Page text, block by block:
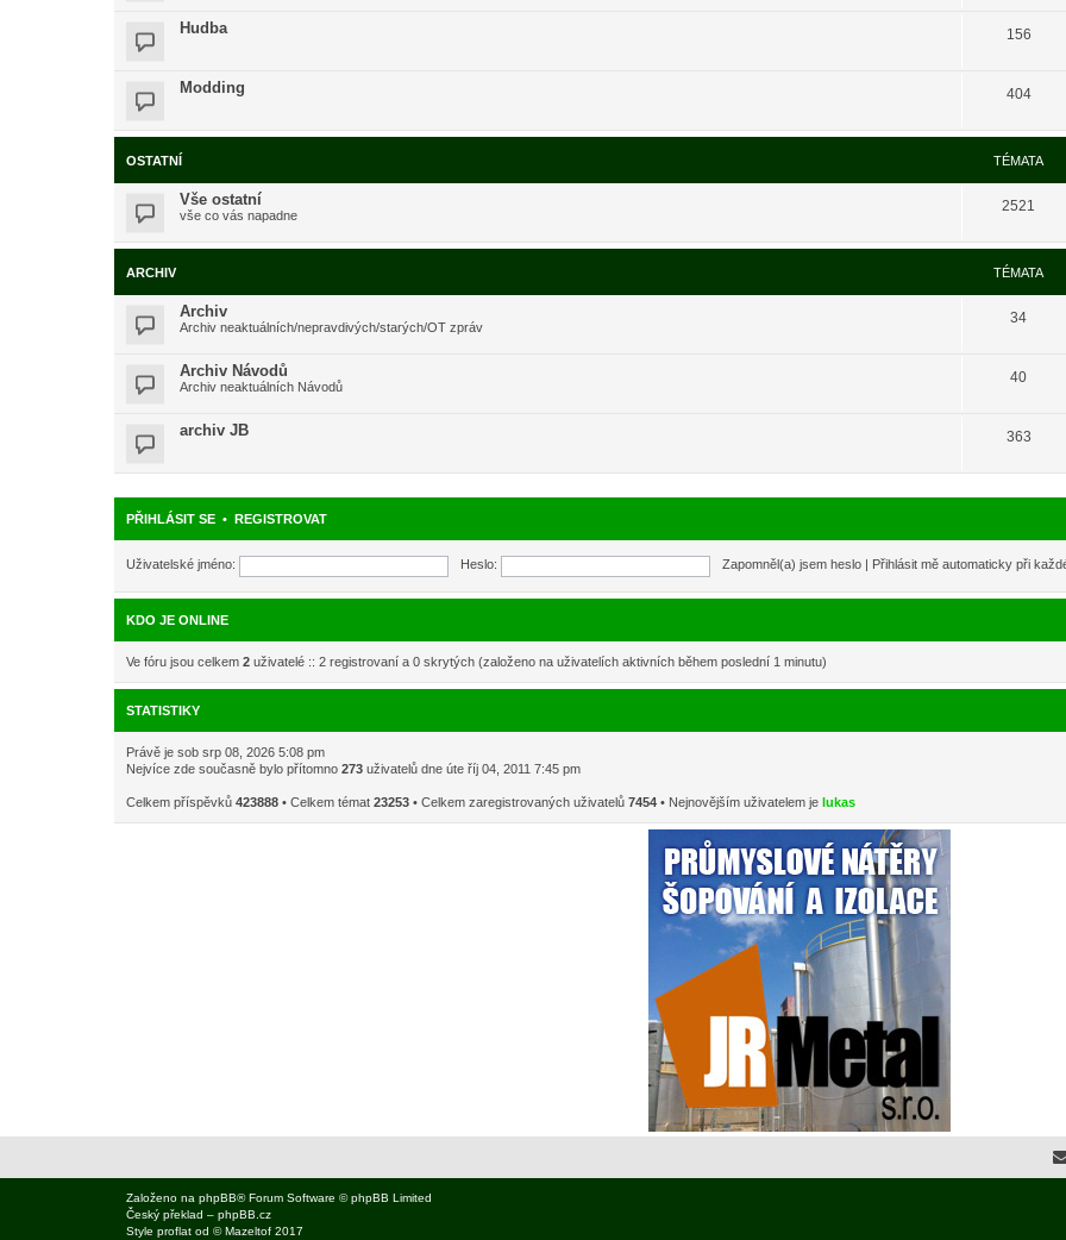
Hudba 156
Modding 404
OSTATNÍ TÉMATA
Vše ostatní
vše co vás napadne
2521
ARCHIV TÉMATA
Archiv
Archiv neaktuálních/nepravdivých/starých/OT zpráv
34
Archiv Návodů
Archiv neaktuálních Návodů
40
archiv JB 363
PŘIHLÁSIT SE • REGISTROVAT
Uživatelské jméno: Heslo: Zapomněl(a) jsem heslo Přihlásit mě automaticky při
KDO JE ONLINE
Ve fóru jsou celkem 2 uživatelé :: 2 registrovaní a 0 skrytých (založeno na uživatelích aktivních během poslední 1 minutu)
STATISTIKY
Právě je sob srp 08, 2026 5:08 pm
Nejvíce zde současně bylo přítomno 273 uživatelů dne úte říj 04, 2011 7:45 pm
Celkem příspěvků 423888 • Celkem témat 23253 • Celkem zaregistrovaných uživatelů 7454 • Nejnovějším uživatelem je lukas
Založeno na phpBB® Forum Software © phpBB Limited
Český překlad – phpBB.cz
Style proflat od ©Mazeltof 2017